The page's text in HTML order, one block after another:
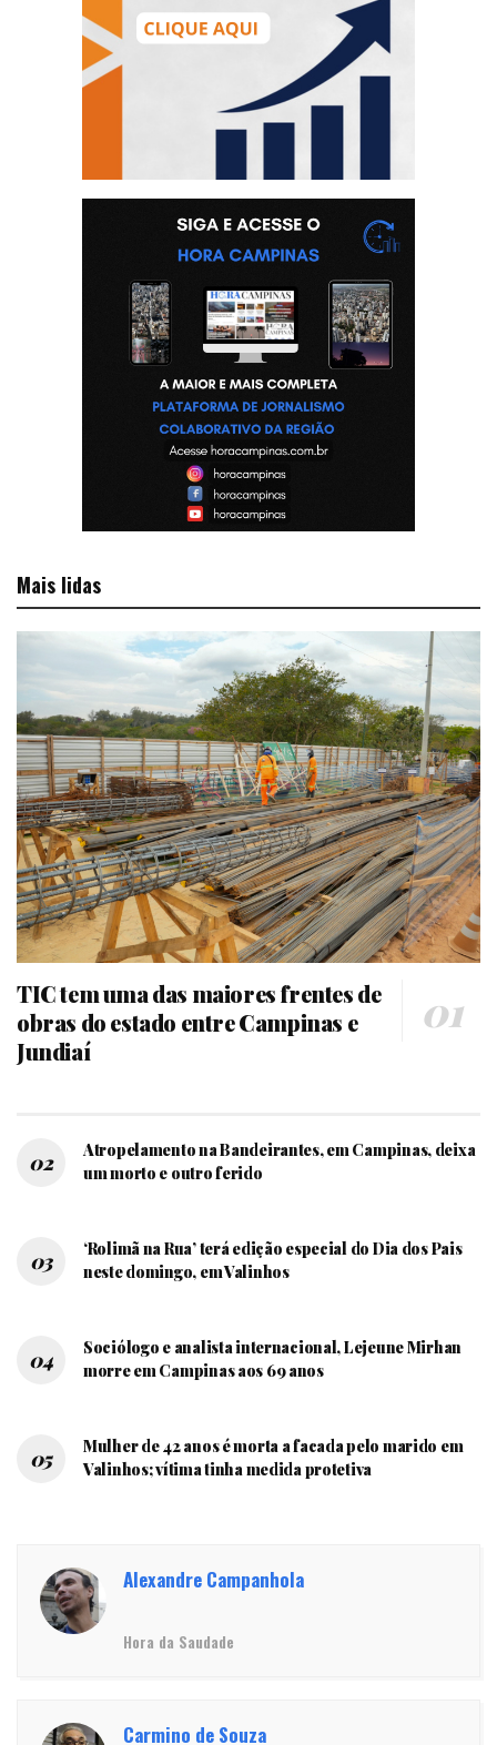
Mais lidas
TIC tem uma das maiores frentes de
obras do estado entre Campinas e
Jundiaí
Atropelamento na Bandeirantes, em Campinas, deixa
um morto e outro ferido
‘Rolimã na Rua’ terá edição especial do Dia dos Pais
neste domingo, em Valinhos
Sociólogo e analista internacional, Lejeune Mirhan
morre em Campinas aos 69 anos
Mulher de 42 anos é morta a facada pelo marido em
Valinhos; vítima tinha medida protetiva
Alexandre Campanhola
Hora da Saudade
Carmino de Souza